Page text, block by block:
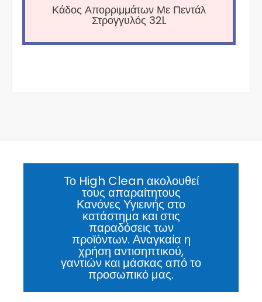
Κάδος Απορριμμάτων Με Πεντάλ
Στρογγυλός 32L
Το High Clean ακολουθεί
τους απαραίτητους
Κανόνες Υγιεινής στο
κατάστημα και στις
παραδόσεις των
προϊόντων. Αναγκαία η
χρήση αντισηπτικού,
γαντιών και μάσκας από το
προσωπικό μας.